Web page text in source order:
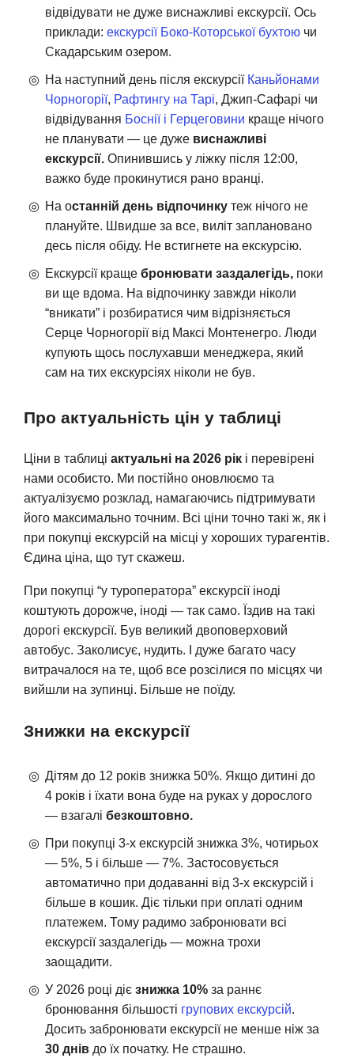
відвідувати не дуже виснажливі екскурсії. Ось
приклади: екскурсії Боко-Которської бухтою чи
Скадарським озером.
На наступний день після екскурсії Каньйонами
Чорногорії, Рафтингу на Тарі, Джип-Сафарі чи
відвідування Боснії і Герцеговини краще нічого
не планувати — це дуже виснажливі
екскурсії. Опинившись у ліжку після 12:00,
важко буде прокинутися рано вранці.
На останній день відпочинку теж нічого не
плануйте. Швидше за все, виліт заплановано
десь після обіду. Не встигнете на екскурсію.
Екскурсії краще бронювати заздалегідь, поки
ви ще вдома. На відпочинку завжди ніколи
“вникати” і розбиратися чим відрізняється
Серце Чорногорії від Максі Монтенегро. Люди
купують щось послухавши менеджера, який
сам на тих екскурсіях ніколи не був.
Про актуальність цін у таблиці
Ціни в таблиці актуальні на 2026 рік і перевірені
нами особисто. Ми постійно оновлюємо та
актуалізуємо розклад, намагаючись підтримувати
його максимально точним. Всі ціни точно такі ж, як і
при покупці екскурсій на місці у хороших турагентів.
Єдина ціна, що тут скажеш.
При покупці “у туроператора” екскурсії іноді
коштують дорожче, іноді — так само. Їздив на такі
дорогі екскурсії. Був великий двоповерховий
автобус. Заколисує, нудить. І дуже багато часу
витрачалося на те, щоб все розсілися по місцях чи
вийшли на зупинці. Більше не поїду.
Знижки на екскурсії
Дітям до 12 років знижка 50%. Якщо дитині до
4 років і їхати вона буде на руках у дорослого
— взагалі безкоштовно.
При покупці 3-х екскурсій знижка 3%, чотирьох
— 5%, 5 і більше — 7%. Застосовується
автоматично при додаванні від 3-х екскурсій і
більше в кошик. Діє тільки при оплаті одним
платежем. Тому радимо забронювати всі
екскурсії заздалегідь — можна трохи
заощадити.
У 2026 році діє знижка 10% за раннє
бронювання більшості групових екскурсій.
Досить забронювати екскурсії не менше ніж за
30 днів до їх початку. Не страшно.